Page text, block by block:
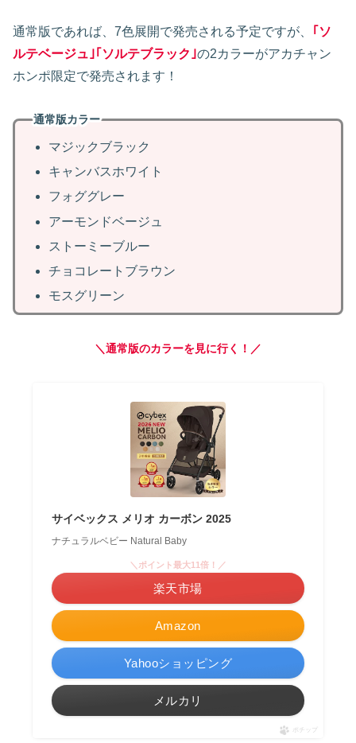
通常版であれば、7色展開で発売される予定ですが、
｢ソ
ルテベージュ｣｢ソルテブラック｣の2カラーがアカチャン
ホンポ限定で発売されます！
通常版カラー
マジックブラック
キャンバスホワイト
フォググレー
アーモンドベージュ
ストーミーブルー
チョコレートブラウン
モスグリーン
＼通常版のカラーを見に行く！／
サイベックス メリオ カーボン 2025
ナチュラルベビー Natural Baby
Amazon
＼ポイント最大11倍！／
楽天市場
Yahooショッピング
メルカリ
ポチップ